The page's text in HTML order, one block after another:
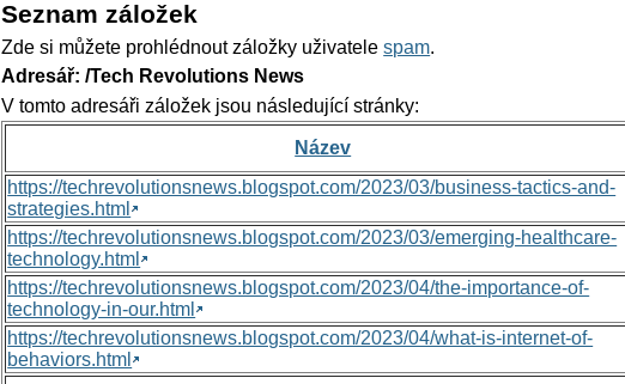
Seznam záložek
Zde si můžete prohlédnout záložky uživatelespam.
Adresář: /Tech Revolutions News
V tomto adresáři záložek jsou následující stránky:
Název
https://techrevolutionsnews.blogspot.com/2023/03/business-tactics-and-
strategies.html
https://techrevolutionsnews.blogspot.com/2023/03/emerging-healthcare-
technology.html
https://techrevolutionsnews.blogspot.com/2023/04/the-importance-of-
technology-in-our.html
https://techrevolutionsnews.blogspot.com/2023/04/what-is-internet-of-
behaviors.html